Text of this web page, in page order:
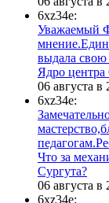
6xz34e:
Уважаемый
выдала
​Ядро центра
06 августа в
6xz34e:
​Что за
Сургута?
06 августа в
6xz34e: